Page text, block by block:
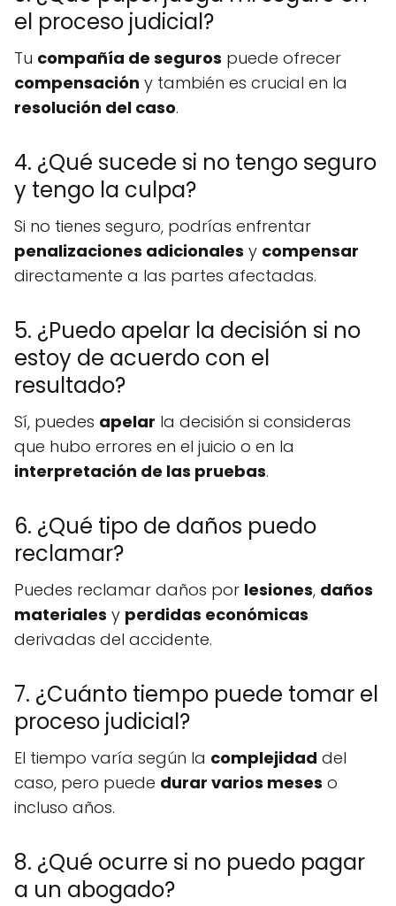
el proceso judicial?
Tu compañía de seguros puede ofrecer
compensación y también es crucial en la
resolución del caso.
4. ¿Qué sucede si no tengo seguro
y tengo la culpa?
Si no tienes seguro, podrías enfrentar
penalizaciones adicionales y compensar
directamente a las partes afectadas.
5. ¿Puedo apelar la decisión si no
estoy de acuerdo con el
resultado?
Sí, puedes apelar la decisión si consideras
que hubo errores en el juicio o en la
interpretación de las pruebas.
6. ¿Qué tipo de daños puedo
reclamar?
Puedes reclamar daños por lesiones, daños
materiales y perdidas económicas
derivadas del accidente.
7. ¿Cuánto tiempo puede tomar el
proceso judicial?
El tiempo varía según la complejidad del
caso, pero puede durar varios meses o
incluso años.
8. ¿Qué ocurre si no puedo pagar
a un abogado?